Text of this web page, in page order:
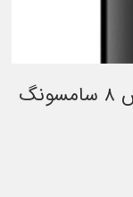
نگاهی به قابلیت های گلکسی اس ۸ سامسونگ